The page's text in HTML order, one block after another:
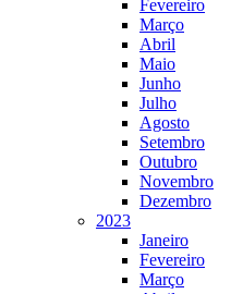
Fevereiro
Março
Abril
Maio
Junho
Julho
Agosto
Setembro
Outubro
Novembro
Dezembro
2023
Janeiro
Fevereiro
Março